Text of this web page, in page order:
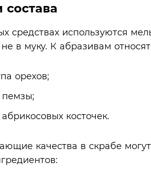
средствах используются
в муку. К абразивам
орехов;
пемзы;
косточек.
качества в скрабе могут